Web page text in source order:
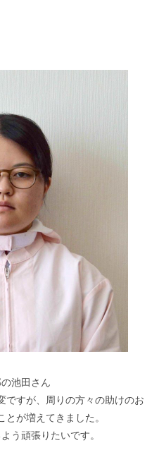
池田さん
ですが、周りの方々の助けのお
が増えてきました。
う頑張りたいです。